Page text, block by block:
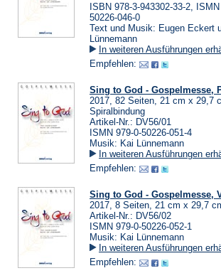
ISBN 978-3-943302-33-2,
50226-046-0
Text und Musik: Eugen Eckert
Lünnemann
In weiteren Ausführungen
Empfehlen:
Sing to God - Gospelmesse,
2017, 82 Seiten, 21 cm x 29,7
Spiralbindung
Artikel-Nr.: DV56/01
ISMN 979-0-50226-051-4
Musik: Kai Lünnemann
In weiteren Ausführungen
Empfehlen:
Sing to God - Gospelmesse,
2017, 8 Seiten, 21 cm x 29,7
Artikel-Nr.: DV56/02
ISMN 979-0-50226-052-1
Musik: Kai Lünnemann
In weiteren Ausführungen
Empfehlen: